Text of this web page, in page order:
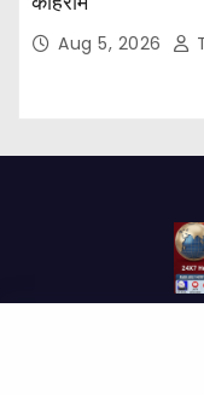
Aug 5, 2026